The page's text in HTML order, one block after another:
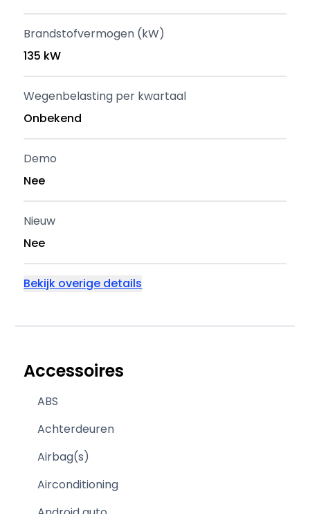
Brandstofvermogen (kW)
135 kW
Wegenbelasting per kwartaal
Onbekend
Demo
Nee
Nieuw
Nee
Bekijk overige details
Accessoires
ABS
Achterdeuren
Airbag(s)
Airconditioning